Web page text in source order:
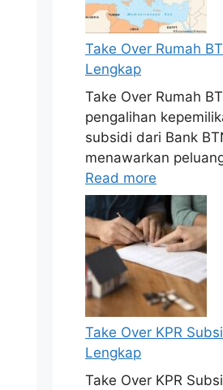
Take Over Rumah
Lengkap
Take Over Rumah
pengalihan
subsidi dari Bank
menawarkan
Read more
Take Over KPR
Lengkap
Take Over KPR